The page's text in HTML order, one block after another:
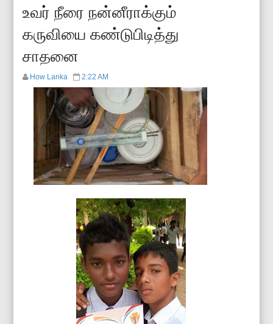
உவர் நீரை நன்னீராக்கும்
கருவியை கண்டுபிடித்து
சாதனை
How Lanka 2:22 AM